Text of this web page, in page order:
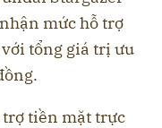
mức hỗ trợ
tổng giá trị ưu
trợ tiền mặt trực